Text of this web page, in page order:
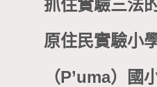
抓住實驗三法
原住民實驗小
（P’uma）國